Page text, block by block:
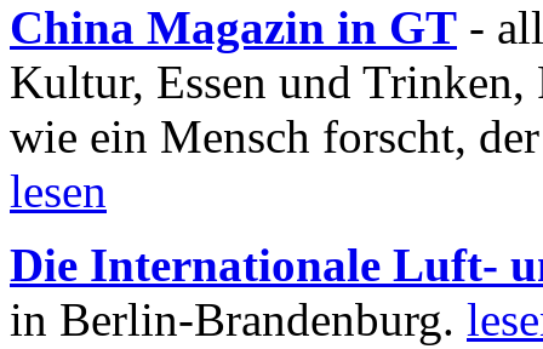
China Magazin in GT -
Kultur, Essen und
wie ein Mensch forscht,
lesen
Die Internationale Luft-
in Berlin-Brandenburg.